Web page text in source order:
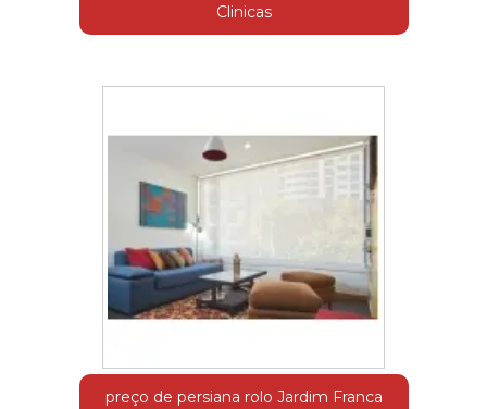
Clinicas
preço de persiana rolo Jardim Franca